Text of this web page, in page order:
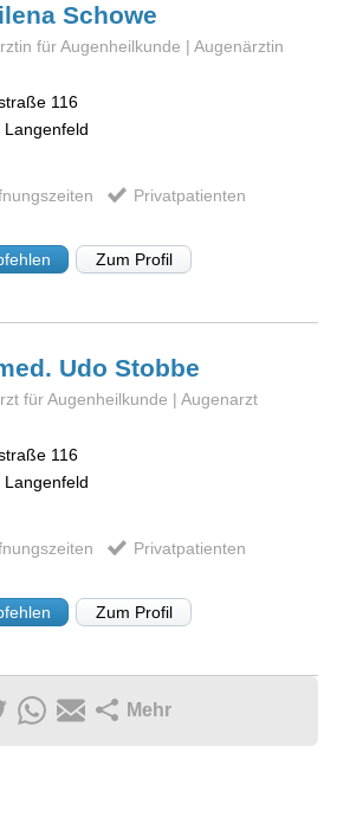
Schowe
für Augenheilkunde | Augenärztin
116
Langenfeld
Privatpatienten
Zum Profil
UdoStobbe
für Augenheilkunde | Augenarzt
116
Langenfeld
Privatpatienten
Zum Profil
Mehr